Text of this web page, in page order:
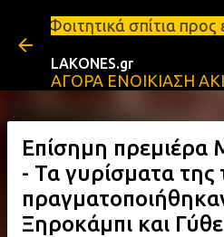
Μετάβαση στο
προς ενοικίαση στη
LAKONES.gr
ΑΓΟΡΑ ΕΝΟΙΚΙΑΣΗ
Eπίσημη πρεμιέρα
- Τα γυρίσματα της
Ξηροκάμπι και